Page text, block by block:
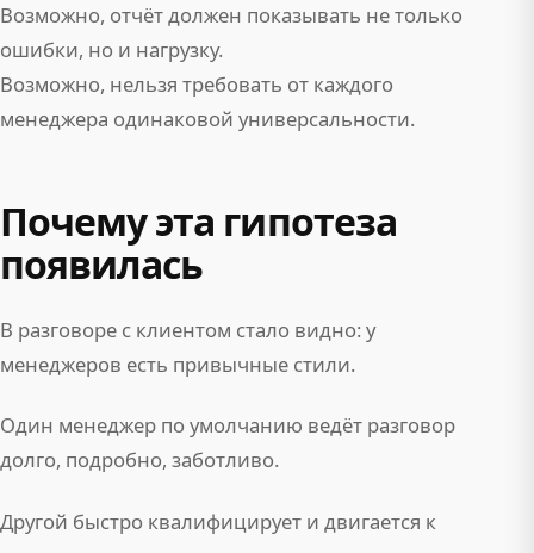
Возможно, отчёт должен показывать не только
ошибки, но и нагрузку.
Возможно, нельзя требовать от каждого
менеджера одинаковой универсальности.
Почему эта гипотеза
появилась
В разговоре с клиентом стало видно: у
менеджеров есть привычные стили.
Один менеджер по умолчанию ведёт разговор
долго, подробно, заботливо.
Другой быстро квалифицирует и двигается к